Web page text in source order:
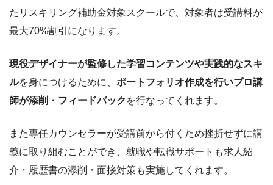
たリスキリング補助金対象スクールで、対象者は受講料が
最大70%割引になります。
現役デザイナーが監修した学習コンテンツや実践的なスキ
ルを身につけるために、 ポートフォリオ作成を行いプロ講
師が添削・フィードバック を行なってくれます。
また専任カウンセラーが受講前から付くため挫折せずに講
義に取り組むことができ、就職や転職サポートも求人紹
介・履歴書の添削・面接対策も実施してくれます。